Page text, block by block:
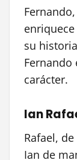
su
Fernando
carácter.
Ian
Rafael,
Ian de